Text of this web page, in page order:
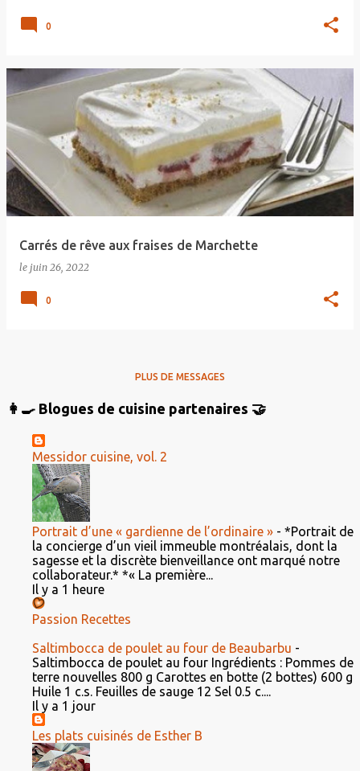
0
Carrés de rêve aux fraises de Marchette
le juin 26, 2022
0
PLUS DE MESSAGES
👩‍🍳 Blogues de cuisine partenaires 🤝
Messidor cuisine, vol. 2
Portrait d’une « gardienne de l’ordinaire » - *Portrait de
la concierge d’un vieil immeuble montréalais, dont la
sagesse et la discrète bienveillance ont marqué notre
collaborateur.* *« La première...
Il y a 1 heure
Passion Recettes
Saltimbocca de poulet au four de Beaubarbu -
Saltimbocca de poulet au four Ingrédients : Pommes de
terre nouvelles 800 g Carottes en botte (2 bottes) 600 g
Huile 1 c.s. Feuilles de sauge 12 Sel 0.5 c....
Il y a 1 jour
Les plats cuisinés de Esther B